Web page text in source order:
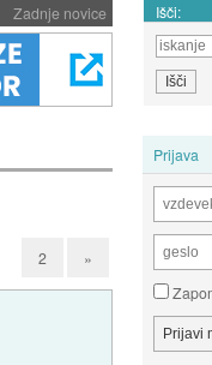
Zadnje novice Išči:
Prijava
2 »